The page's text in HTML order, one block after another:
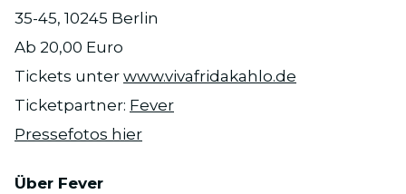
35-45, 10245 Berlin
Ab 20,00 Euro
Tickets unter www.vivafridakahlo.de
Ticketpartner: Fever
Pressefotos hier
Über Fever